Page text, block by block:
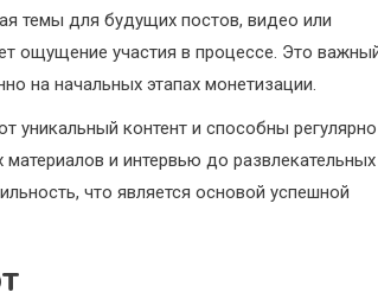
темы для будущих постов, видео или
ощущение участия в процессе. Это
на начальных этапах монетизации.
контент и способны регулярно
и интервью до развлекательных
что является основой успешной